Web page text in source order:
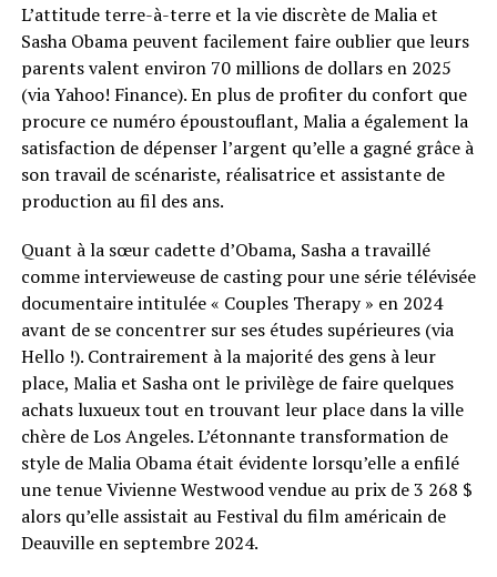
L’attitude terre-à-terre et la vie discrète de Malia et
Sasha Obama peuvent facilement faire oublier que leurs
parents valent environ 70 millions de dollars en 2025
(via Yahoo! Finance). En plus de profiter du confort que
procure ce numéro époustouflant, Malia a également la
satisfaction de dépenser l’argent qu’elle a gagné grâce à
son travail de scénariste, réalisatrice et assistante de
production au fil des ans.
Quant à la sœur cadette d’Obama, Sasha a travaillé
comme intervieweuse de casting pour une série télévisée
documentaire intitulée « Couples Therapy » en 2024
avant de se concentrer sur ses études supérieures (via
Hello !). Contrairement à la majorité des gens à leur
place, Malia et Sasha ont le privilège de faire quelques
achats luxueux tout en trouvant leur place dans la ville
chère de Los Angeles. L’étonnante transformation de
style de Malia Obama était évidente lorsqu’elle a enfilé
une tenue Vivienne Westwood vendue au prix de 3 268 $
alors qu’elle assistait au Festival du film américain de
Deauville en septembre 2024.